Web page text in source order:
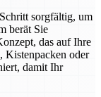
sorgfältig, um
berät Sie
das auf Ihre
Kistenpacken oder
damit Ihr